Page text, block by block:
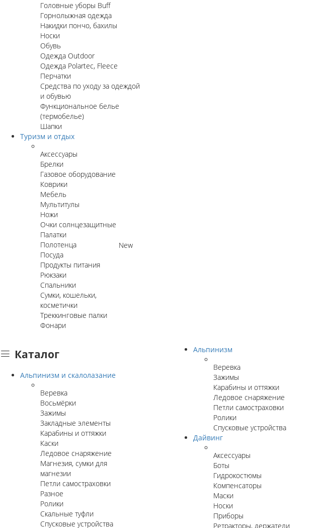
Головные уборы Buff
Горнолыжная одежда
Накидки пончо, бахилы
Носки
Обувь
Одежда Outdoor
Одежда Polartec, Fleece
Перчатки
Средства по уходу за одеждой
и обувью
Функциональное белье
(термобелье)
Шапки
Туризм и отдых
Аксессуары
Брелки
Газовое оборудование
Коврики
Мебель
Мультитулы
Ножи
Очки солнцезащитные
Палатки
Полотенца
New
Посуда
Продукты питания
Рюкзаки
Спальники
Сумки, кошельки,
косметички
Треккинговые палки
Фонари
Каталог
Альпинизм и скалолазание
Веревка
Восьмёрки
Зажимы
Закладные элементы
Карабины и оттяжки
Каски
Ледовое снаряжение
Магнезия, сумки для
магнезии
Петли самостраховки
Разное
Ролики
Скальные туфли
Спусковые устройства
Альпинизм
Веревка
Зажимы
Карабины и оттяжки
Ледовое снаряжение
Петли самостраховки
Ролики
Спусковые устройства
Дайвинг
Аксессуары
Боты
Гидрокостюмы
Компенсаторы
Маски
Носки
Приборы
Ретракторы, держатели